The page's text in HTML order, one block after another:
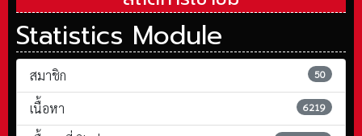
Statistics Module
สมาชิก 50
เนื้อหา 6219